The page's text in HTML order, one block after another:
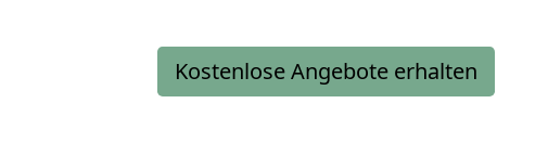
Kostenlose Angebote erhalten